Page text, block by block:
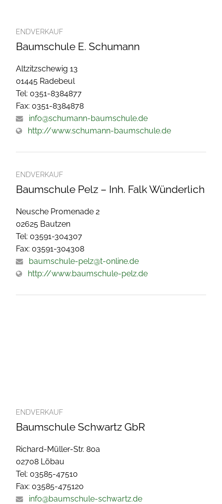
ENDVERKAUF
Baumschule E. Schumann
Altzitzschewig 13
01445 Radebeul
Tel: 0351-8384877
Fax: 0351-8384878
info@schumann-baumschule.de
http://www.schumann-baumschule.de
ENDVERKAUF
Baumschule Pelz – Inh. Falk Wünderlich
Neusche Promenade 2
02625 Bautzen
Tel: 03591-304307
Fax: 03591-304308
baumschule-pelz@t-online.de
http://www.baumschule-pelz.de
ENDVERKAUF
Baumschule Schwartz GbR
Richard-Müller-Str. 80a
02708 Löbau
Tel: 03585-47510
Fax: 03585-475120
info@baumschule-schwartz.de